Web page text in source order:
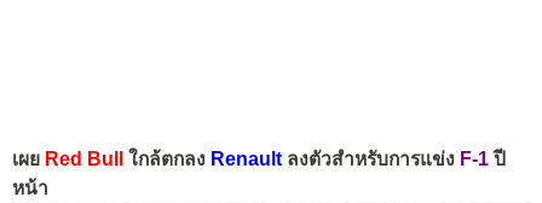
เผย Red Bull ใกล้ตกลง Renault ลงตัวสำหรับการแข่ง F-1ปี
หน้า